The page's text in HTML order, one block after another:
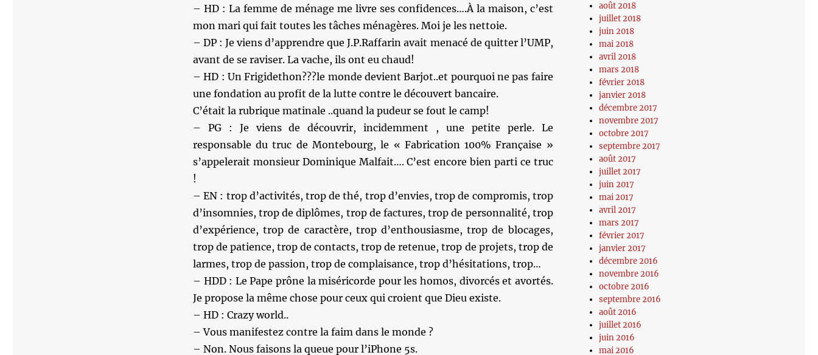
– HD : La femme de ménage me livre ses confidences….À la maison, c’est
mon mari qui fait toutes les tâches ménagères. Moi je les nettoie.
– DP : Je viens d’apprendre que J.P.Raffarin avait menacé de quitter l’UMP,
avant de se raviser. La vache, ils ont eu chaud!
– HD : Un Frigidethon???le monde devient Barjot..et pourquoi ne pas faire
une fondation au profit de la lutte contre le découvert bancaire.
C’était la rubrique matinale ..quand la pudeur se fout le camp!
– PG : Je viens de découvrir, incidemment , une petite perle. Le
responsable du truc de Montebourg, le « Fabrication 100% Française »
s’appelerait monsieur Dominique Malfait…. C’est encore bien parti ce truc
!
– EN : trop d’activités, trop de thé, trop d’envies, trop de compromis, trop
d’insomnies, trop de diplômes, trop de factures, trop de personnalité, trop
d’expérience, trop de caractère, trop d’enthousiasme, trop de blocages,
trop de patience, trop de contacts, trop de retenue, trop de projets, trop de
larmes, trop de passion, trop de complaisance, trop d’hésitations, trop…
– HDD : Le Pape prône la miséricorde pour les homos, divorcés et avortés.
Je propose la même chose pour ceux qui croient que Dieu existe.
– HD : Crazy world..
– Vous manifestez contre la faim dans le monde ?
– Non. Nous faisons la queue pour l’iPhone 5s.
août 2018
juillet 2018
juin 2018
mai 2018
avril 2018
mars 2018
février 2018
janvier 2018
décembre 2017
novembre 2017
octobre 2017
septembre 2017
août 2017
juillet 2017
juin 2017
mai 2017
avril 2017
mars 2017
février 2017
janvier 2017
décembre 2016
novembre 2016
octobre 2016
septembre 2016
août 2016
juillet 2016
juin 2016
mai 2016